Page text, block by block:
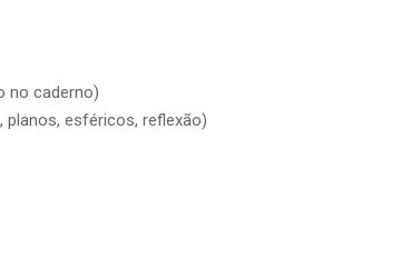
no caderno)
planos, esféricos, reflexão)